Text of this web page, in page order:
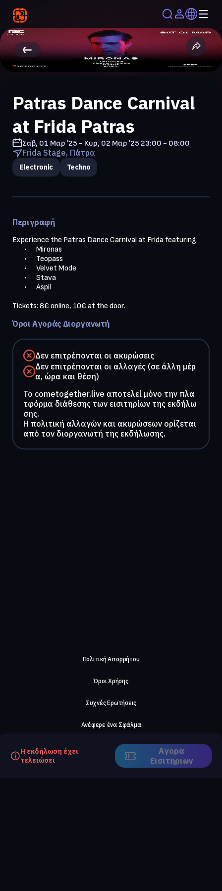
Patras Dance Carnival
at Frida Patras
Σαβ, 01 Μαρ '25 - Κυρ, 02 Μαρ '25 23:00 - 08:00
Frida Stage, Πάτρα
Electronic Techno
Περιγραφή
Experience the Patras Dance Carnival at Frida featuring:
Tickets: 8€ online, 10€ at the door.
Όροι Αγοράς Διοργανωτή
Δεν επιτρέπονται οι ακυρώσεις
Δεν επιτρέπονται οι αλλαγές (σε άλλη μέρ
α, ώρα και θέση)
To cometogether.live αποτελεί μόνο την πλα
τφόρμα διάθεσης των εισιτηρίων της εκδήλω
σης.
Η πολιτική αλλαγών και ακυρώσεων ορίζεται
από τον διοργανωτή της εκδήλωσης.
Η εκδήλωση έχει
τελειώσει
Αγορα
Eισιτηριων
Πολιτική Απορρήτου
Όροι Χρήσης
Συχνές Ερωτήσεις
Ανέφερε ένα Σφάλμα
Σχετικά με μας
Careers